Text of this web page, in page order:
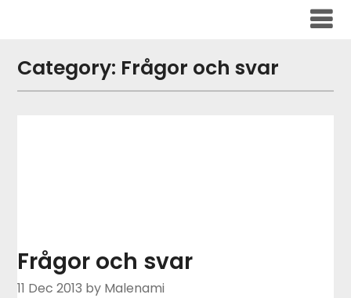
Category: Frågor och svar
Frågor och svar
11 Dec 2013 by Malenami